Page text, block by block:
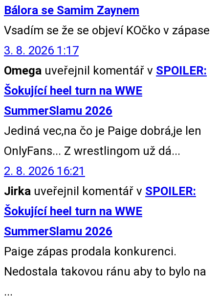
Bálora se Samim Zaynem
Vsadím se že se objeví KOčko v zápase
3. 8. 2026 1:17
Omega uveřejnil komentář v SPOILER:
Šokující heel turn na WWE
SummerSlamu 2026
Jediná vec,na čo je Paige dobrá,je len
OnlyFans... Z wrestlingom už dá...
2. 8. 2026 16:21
Jirka uveřejnil komentář v SPOILER:
Šokující heel turn na WWE
SummerSlamu 2026
Paige zápas prodala konkurenci.
Nedostala takovou ránu aby to bylo na
...